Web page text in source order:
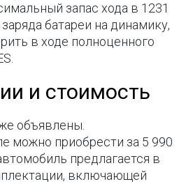
запас хода в 1231
батареи на динамику,
в ходе полноценного
и стоимость
объявлены.
можно приобрести за 5 990
предлагается в
включающей